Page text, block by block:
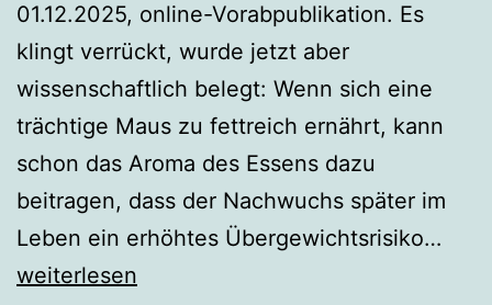
01.12.2025, online-Vorabpublikation. Es
klingt verrückt, wurde jetzt aber
wissenschaftlich belegt: Wenn sich eine
trächtige Maus zu fettreich ernährt, kann
schon das Aroma des Essens dazu
beitragen, dass der Nachwuchs später im
Leben ein erhöhtes Übergewichtsrisiko…
weiterlesen